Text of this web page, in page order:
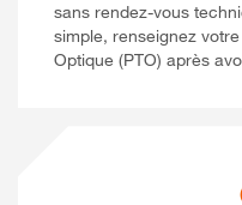
sans rendez-vous
simple, renseignez
Optique (PTO) après